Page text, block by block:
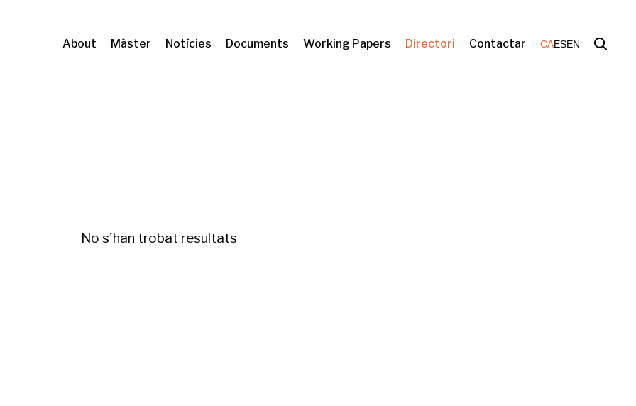
About Màster Notícies Documents Working Papers Directori Contactar CAESEN
No s'han trobat resultats